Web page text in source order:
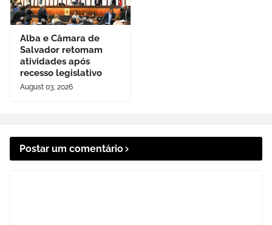
Alba e Câmara de
Salvador retomam
atividades após
recesso legislativo
August 03, 2026
Postar um comentário